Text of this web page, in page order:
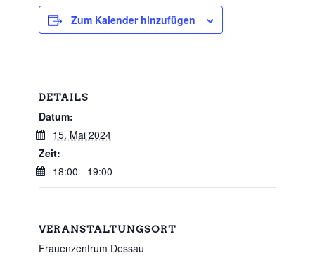
Zum Kalender hinzufügen
DETAILS
Datum:
15. Mai 2024
Zeit:
18:00 - 19:00
VERANSTALTUNGSORT
Frauenzentrum Dessau